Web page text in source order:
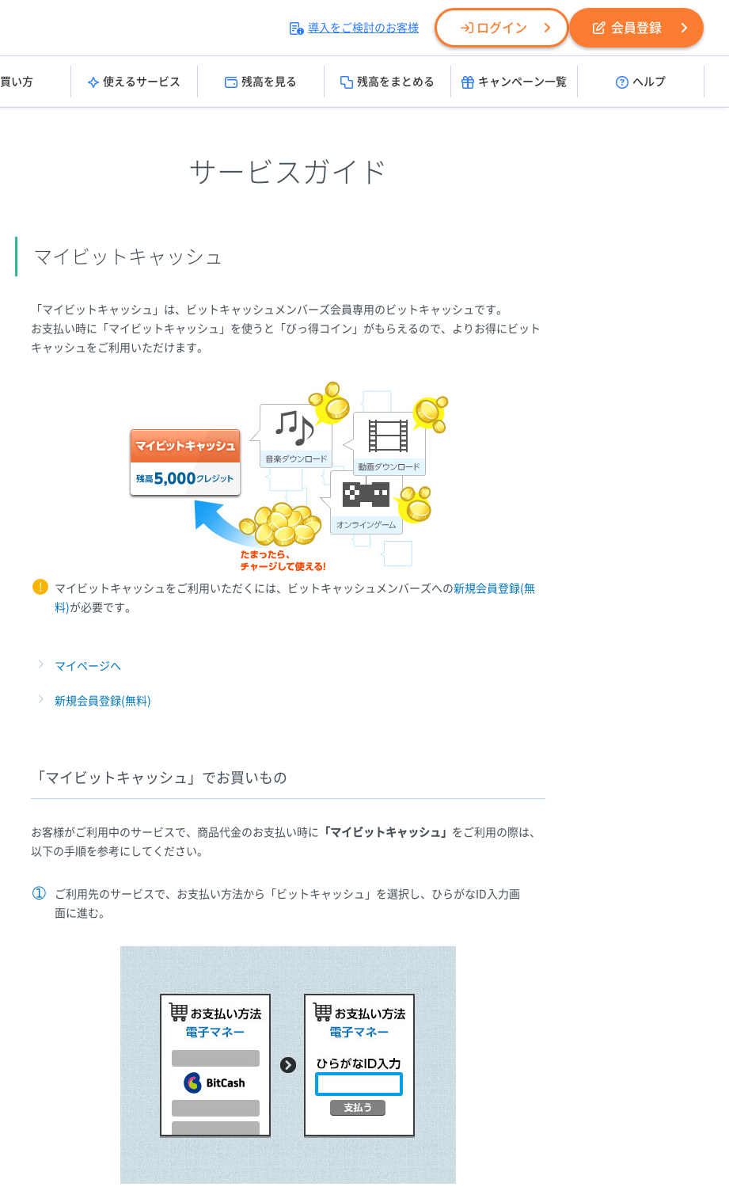
導入をご検討のお客様 ログイン 会員登録
買い方 使えるサービス 残高を見る 残高をまとめる キャンペーン一覧 ヘルプ
サービスガイド
マイビットキャッシュ
「マイビットキャッシュ」は、ビットキャッシュメンバーズ会員専用のビットキャッシュです。
お支払い時に「マイビットキャッシュ」を使うと「びっ得コイン」がもらえるので、よりお得にビット
キャッシュをご利用いただけます。
マイビットキャッシュをご利用いただくには、ビットキャッシュメンバーズへの新規会員登録(無
料)が必要です。
マイページへ
新規会員登録(無料)
「マイビットキャッシュ」でお買いもの
お客様がご利用中のサービスで、商品代金のお支払い時に 「マイビットキャッシュ」 をご利用の際は、
以下の手順を参考にしてください。
ご利用先のサービスで、お支払い方法から「ビットキャッシュ」を選択し、ひらがなID入力画
面に進む。